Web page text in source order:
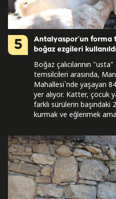
5
Antalyaspor`un forma
boğaz ezgileri
Boğaz çalıcılarının
temsilcileri arasında,
Mahallesi`nde yaşayan
yer alıyor. Katter, çocuk
farklı sürülerin başındaki
kurmak ve eğlenmek